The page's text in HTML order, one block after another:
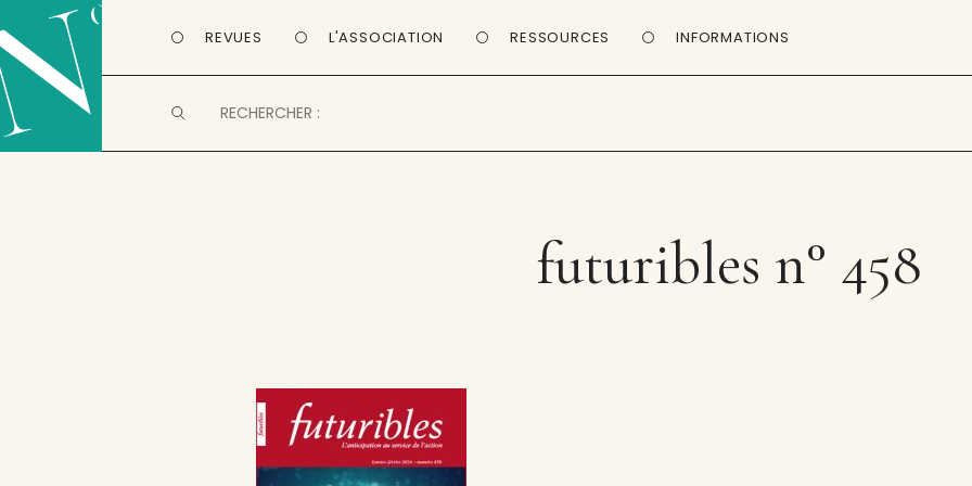
REVUES L'ASSOCIATION RESSOURCES INFORMATIONS
futuribles n° 458